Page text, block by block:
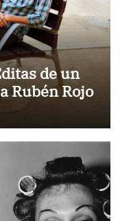
de un
Rubén Rojo